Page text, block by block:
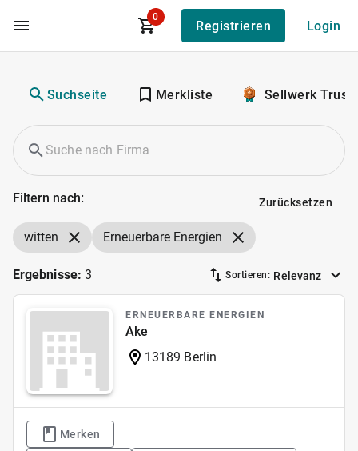
Zum Hauptinhalt
0
Registrieren Login
Suchseite Merkliste Sellwerk
Filtern nach: Zurücksetzen
witten Erneuerbare Energien
Ergebnisse: 3 Sortieren: Relevanz
ERNEUERBARE ENERGIEN
Ake
13189 Berlin
Merken